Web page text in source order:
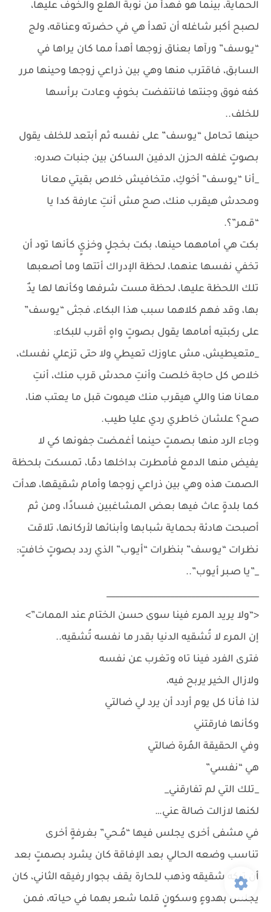
الحماية، بينما هو فهدأ من نوبة الهلع والخوف عليها،
لصبح أكبر شاغله أن تهدأ هي في حضرته وعناقه، ولج
“يـوسف” ورآها بعناق زوجها أهدأ مما كان يراها في
السابق، فاقترب منها وهي بين ذراعي زوجها وحينها مرر
كفه فوق وجنتها فانتفضت بخوفٍ وعادت برأسها
للخلف..
حينها تحامل “يـوسف” على نفسه ثم أبتعد للخلف يقول
بصوتٍ غلفه الحزن الدفين الساكن بين جنبات صدره:
_أنا “يـوسف” أخوكِ، متخافيش خلاص بقيتي معانا
ومحدش هيقرب منك، صح مش أنتِ عارفة كدا يا
“قـمر”؟.
بكت هي أمامهما حينها، بكت بخجلٍ وخزيٍ كأنها تود أن
تخفي نفسها عنهما، لحظة الإدراك أتتها وما أصعبها
تلك اللحظة عليها، لحظة مست شرفها وكأنها لها يدٌ
بها، وقد فهم كلاهما سبب هذا البكاء، فجثى “يـوسف”
على ركبتيه أمامها يقول بصوتٍ واهٍ أقرب للبكاء:
_متعيطيش، مش عاوزك تعيطي ولا حتى تزعلي نفسك،
خلاص كل حاجة خلصت وأنتِ محدش قرب منك، أنتِ
معانا هنا واللي هيقرب منك هيموت قبل ما يعتب هنا،
صح؟ علشان خاطري ردي عليا طيب.
وجاء الرد منها بصمتٍ حينما أغمضت جفونها كي لا
يفيض منها الدمع فأمطرت بداخلها دمًا، تمسكت بلحظة
الصمت هذه وهي بين ذراعي زوجها وأمام شقيقها، هدأت
كما بلدةٍ عاث فيها بعض المشاغبين فسادًا، ومن ثم
أصبحت هادئة بحماية شبابها وأبنائها لأركانها، تلاقت
نظرات “يـوسف” بنظرات “أيـوب” الذي ردد بصوتٍ خافتٍ:
_”يا صـبر أيـوب”..
____________________________________
<“ولا يريد المرء فينا سوى حسن الختام عند الممات”>
إن المرء لا تُشقيه الدنيا بقدر ما نفسه تُشقيه..
فترى الفرد فينا تاه وتغرب عن نفسه
ولازال الخير يربح فيه،
لذا فأنا كل يوم أردد أن يرد لي ضالتي
وكأنها فارقتني
وفي الحقيقة المُرة ضالتي
هي “نفسي”
_تلك التي لم تفارقني_
لكنها لازالت ضالة عني…
في مشفى أخرى يجلس فيها “مُـحي” بغرفةٍ أخرى
تناسب وضعه الحالي بعد الإفاقة كان يشرد بصمتٍ بعد
أن تركه شقيقه وذهب للحارة يقف بجوار رفيقه الثاني، كان
يجلس بهدوءٍ وسكونٍ قلما شعر بهما في حياته، فمن